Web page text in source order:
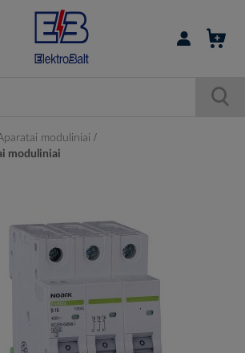
Prisijungti /
moduliniai
moduliniai